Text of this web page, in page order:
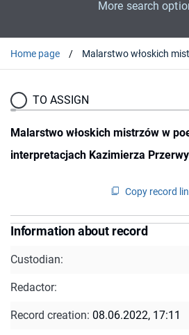
More search
Home page
TO ASSIGN
Malarstwo włoskich mistrzów w
interpretacjach Kazimierza
Copy record
Information about record
Custodian:
Redactor:
Record creation: 08.06.2022, 17:11